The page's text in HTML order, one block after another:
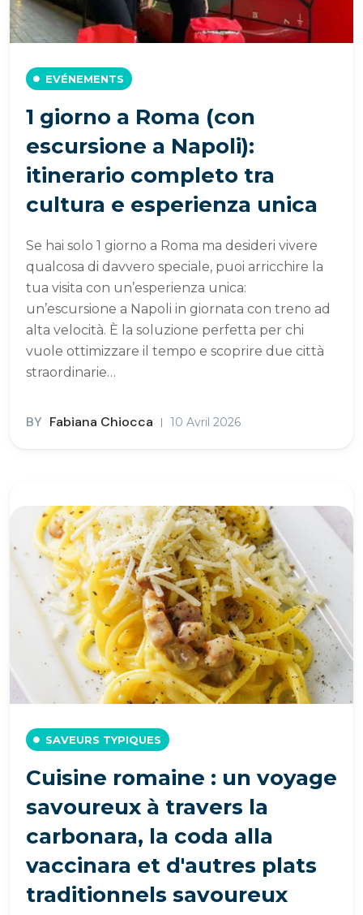
EVÉNEMENTS
1 giorno a Roma (con
escursione a Napoli):
itinerario completo tra
cultura e esperienza unica
Se hai solo 1 giorno a Roma ma desideri vivere
qualcosa di davvero speciale, puoi arricchire la
tua visita con un’esperienza unica:
un’escursione a Napoli in giornata con treno ad
alta velocità. È la soluzione perfetta per chi
vuole ottimizzare il tempo e scoprire due città
straordinarie…
BY Fabiana Chiocca 10 Avril 2026
SAVEURS TYPIQUES
Cuisine romaine : un voyage
savoureux à travers la
carbonara, la coda alla
vaccinara et d'autres plats
traditionnels savoureux